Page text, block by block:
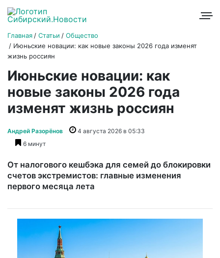
Главная Статьи
Общество
Июньские новации: как новые законы 2026 года изменят
жизнь россиян
Июньские новации: как
новые законы 2026 года
изменят жизнь россиян
Андрей Разорёнов
4 августа 2026 в 05:33
6 минут
От налогового кешбэка для семей до блокировки
счетов экстремистов: главные изменения
первого месяца лета